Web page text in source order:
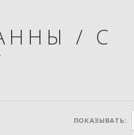
/ С
ПОКАЗЫВАТЬ: